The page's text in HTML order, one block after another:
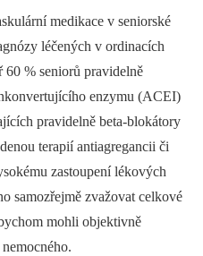
medikace v seniorské
léčených v ordinacích
% seniorů pravidelně
enzymu (ACEI)
pravidelně beta-blokátory
terapií antiagregancii či
zastoupení lékových
samozřejmě zvažovat celkové
mohli objektivně